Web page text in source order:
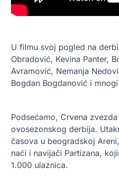
U filmu svoj pogled na
Obradović, Kevina Panter,
Avramović, Nemanja
Bogdan Bogdanović i
Podsećamo, Crvena
ovosezonskog derbija.
časova u beogradskoj
naći i navijači Partizana,
1.000 ulaznica.